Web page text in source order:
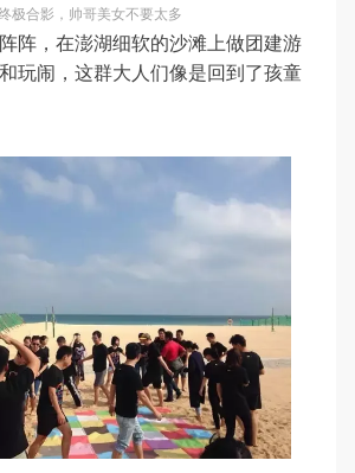
极合影，帅哥美女不要太多
阵，在澎湖细软的沙滩上做团建游
玩闹，这群大人们像是回到了孩童